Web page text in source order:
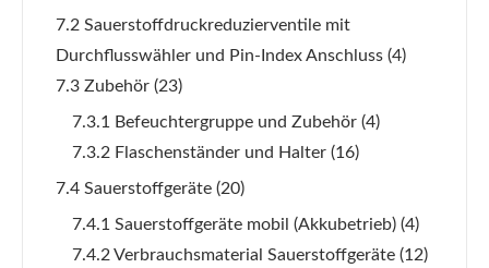
7.2 Sauerstoffdruckreduzierventile mit
Durchflusswähler und Pin-Index Anschluss (4)
7.3 Zubehör (23)
7.3.1 Befeuchtergruppe und Zubehör (4)
7.3.2 Flaschenständer und Halter (16)
7.4 Sauerstoffgeräte (20)
7.4.1 Sauerstoffgeräte mobil (Akkubetrieb) (4)
7.4.2 Verbrauchsmaterial Sauerstoffgeräte (12)